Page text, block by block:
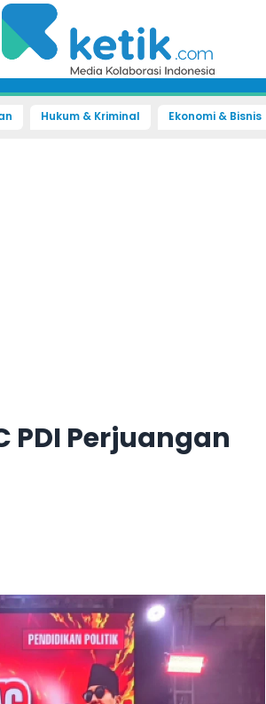
Hukum & Kriminal Ekonomi & Bisnis
PDI Perjuangan